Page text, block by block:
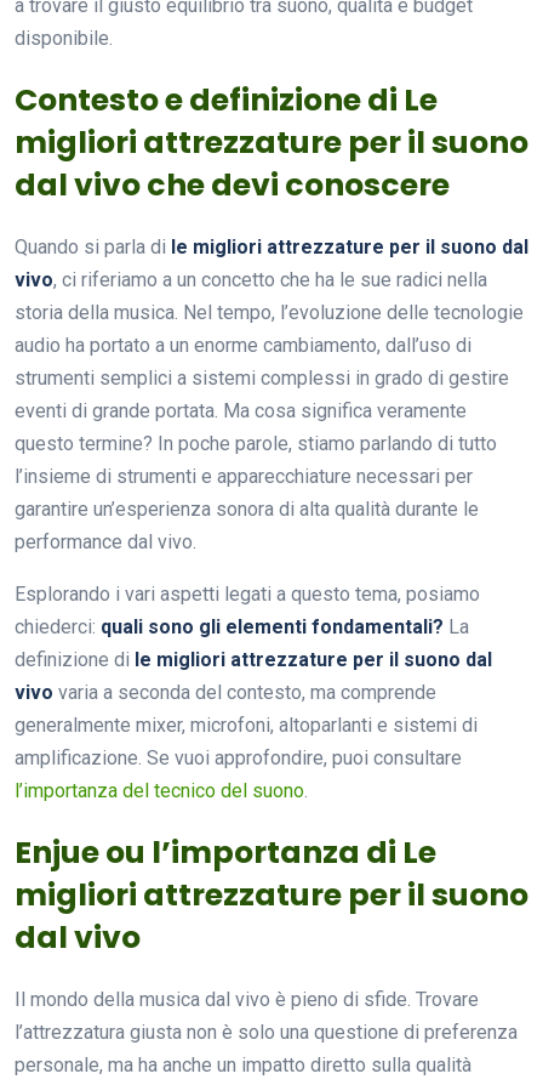
a trovare il giusto equilibrio tra suono, qualità e budget
disponibile.
Contesto e definizione di Le
migliori attrezzature per il suono
dal vivo che devi conoscere
Quando si parla di le migliori attrezzature per il suono dal
vivo, ci riferiamo a un concetto che ha le sue radici nella
storia della musica. Nel tempo, l’evoluzione delle tecnologie
audio ha portato a un enorme cambiamento, dall’uso di
strumenti semplici a sistemi complessi in grado di gestire
eventi di grande portata. Ma cosa significa veramente
questo termine? In poche parole, stiamo parlando di tutto
l’insieme di strumenti e apparecchiature necessari per
garantire un’esperienza sonora di alta qualità durante le
performance dal vivo.
Esplorando i vari aspetti legati a questo tema, posiamo
chiederci: quali sono gli elementi fondamentali? La
definizione di le migliori attrezzature per il suono dal
vivo varia a seconda del contesto, ma comprende
generalmente mixer, microfoni, altoparlanti e sistemi di
amplificazione. Se vuoi approfondire, puoi consultare
l’importanza del tecnico del suono.
Enjue ou l’importanza di Le
migliori attrezzature per il suono
dal vivo
Il mondo della musica dal vivo è pieno di sfide. Trovare
l’attrezzatura giusta non è solo una questione di preferenza
personale, ma ha anche un impatto diretto sulla qualità